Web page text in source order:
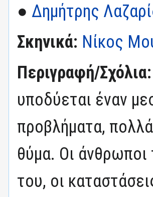
● Δημήτρης
Σκηνικά: Νίκος
Περιγραφή/
υποδύεται έναν
προβλήματα,
θύμα. Οι άνθρωποι
του, οι